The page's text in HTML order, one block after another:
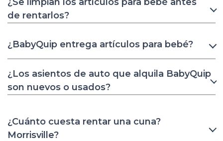
de rentarlos?
¿BabyQuip entrega artículos para bebé?
¿Los asientos de auto que alquila BabyQuip
son nuevos o usados?
¿Cuánto cuesta rentar una cuna?
Morrisville?